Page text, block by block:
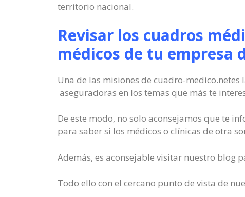
territorio nacional.
Revisar los cuadros
médicos de tu empresa
Una de las misiones de cuadro-
aseguradoras en los temas que más te
De este modo, no solo aconsejamos que te
para saber si los médicos o clínicas de otra
Además, es aconsejable visitar nuestro blog
Todo ello con el cercano punto de vista de